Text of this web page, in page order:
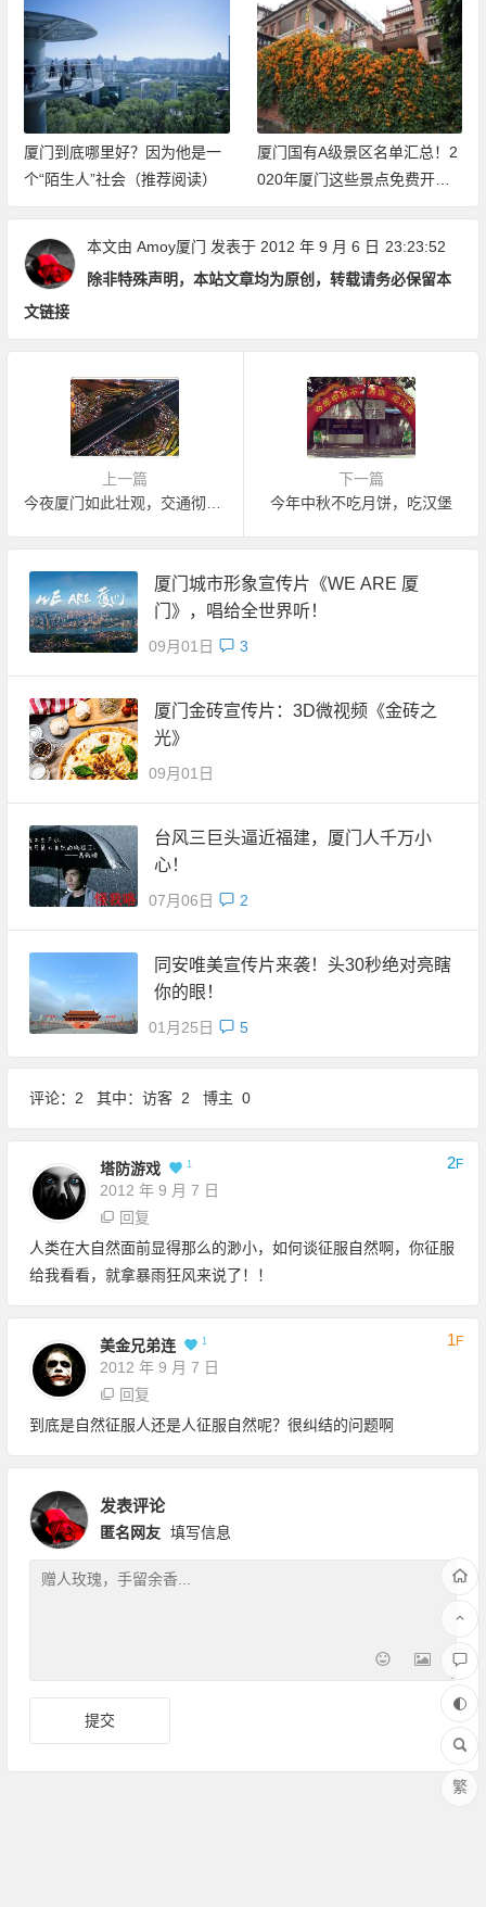
厦门到底哪里好？因为他是一
个“陌生人”社会（推荐阅读）
厦门国有A级景区名单汇总！2
020年厦门这些景点免费开放
（持续更新中）
本文由 Amoy厦门 发表于 2012 年 9 月 6 日 23:23:52
除非特殊声明，本站文章均为原创，转载请务必保留本
文链接
上一篇
下一篇
今年中秋不吃月饼，吃汉堡
厦门城市形象宣传片《WE ARE 厦
门》，唱给全世界听！
09月01日 3
厦门金砖宣传片：3D微视频《金砖之
光》
09月01日
台风三巨头逼近福建，厦门人千万小
心！
07月06日 2
同安唯美宣传片来袭！头30秒绝对亮瞎
你的眼！
01月25日 5
评论：2 其中：访客 2 博主 0
塔防游戏 1
2012 年 9 月 7 日
2F
回复
人类在大自然面前显得那么的渺小，如何谈征服自然啊，你征服
给我看看，就拿暴雨狂风来说了！！
美金兄弟连 1
2012 年 9 月 7 日
1F
回复
到底是自然征服人还是人征服自然呢？很纠结的问题啊
发表评论
匿名网友 填写信息
繁